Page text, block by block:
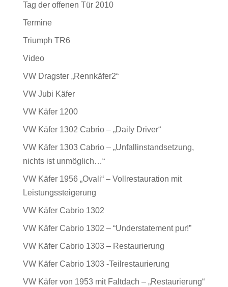
Tag der offenen Tür 2010
Termine
Triumph TR6
Video
VW Dragster „Rennkäfer2“
VW Jubi Käfer
VW Käfer 1200
VW Käfer 1302 Cabrio – „Daily Driver“
VW Käfer 1303 Cabrio – „Unfallinstandsetzung,
nichts ist unmöglich…“
VW Käfer 1956 „Ovali“ – Vollrestauration mit
Leistungssteigerung
VW Käfer Cabrio 1302
VW Käfer Cabrio 1302 – “Understatement pur!”
VW Käfer Cabrio 1303 – Restaurierung
VW Käfer Cabrio 1303 -Teilrestaurierung
VW Käfer von 1953 mit Faltdach – „Restaurierung“